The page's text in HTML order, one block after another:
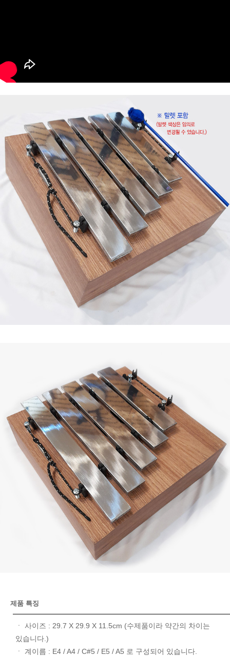
제품 특징
ㆍ 사이즈 : 29.7 X 29.9 X 11.5cm (수제품이라 약간의 차이는
있습니다.)
ㆍ 계이름 : E4 / A4 / C#5 / E5 / A5 로 구성되어 있습니다.